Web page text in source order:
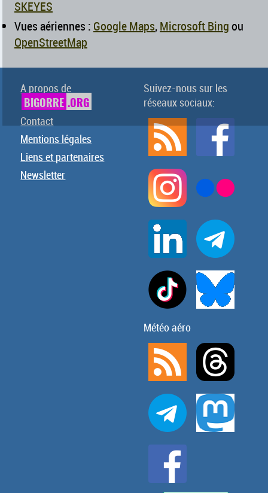
SKEYES
Vues aériennes : Google Maps, Microsoft Bingou
OpenStreetMap
A propos de
BIGORRE .ORG
Contact
Mentions légales
Liens et partenaires
Newsletter
Suivez-nous sur les
réseaux sociaux:
Météo aéro